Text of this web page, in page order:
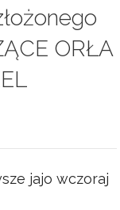
ORŁA
jajo wczoraj